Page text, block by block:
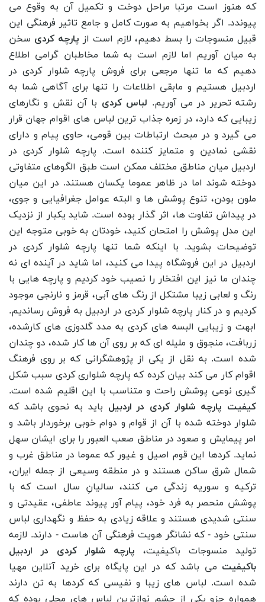
که هنوز است مرتبا مراحل دوخت و تکمیل آن به وقوع می
پیوندد. اگر بخواهیم به صورت کامل و جامع تاثیر فرهنگی این
قبیل منسوجات را بسط دهیم، لازم است از پارچه کردی سخن
به میان آوریم اما لازم است به شما مخاطبان گرامی اطلاع
دهیم که ما تنها مرجعی برای فروش پارچه شلوار کردی در
اردبیل هستیم و مابقی اطلاعات را تنها برای آگاهی شما به
رشته تحریر در می آوریم. لباس کردی با آن نقش و نگارهای
زیبایی که دارد، در زمره جذاب ترین لباس های اقوام جهان قرار
می گیرد و در مبحث ارتباطات بین قومی، حاوی پیام و دارای
نقشی نمادین و متمایز کننده است. پارچه شلوار کردی در
اردبیل میان مناطق مختلف ممکن است طبق الگوهای متفاوتی
دوخته شوند اما در ظاهر عموما یکسان هستند. در این میان
ملون بودن، تنوع پوشش ها و البته عوامل جغرافیایی و جوی،
در پیداش تفاوت ها، اثر گذار بوده است. شاید یکبار از نزدیک
این مدل پوشش را امتحان کنید، خودتان به خوبی متوجه این
توضیحات بشوید. با اینکه شما تنها پارچه شلوار کردی در
اردبیل در این فروشگاه پیدا می کنید، اما شاید در آینده ای نه
چندان ما نیز این افتخار را نصیب خود کردیم و پارچه هایی با
رنگ و لعابی زیبا مشتکل از رنگ های آبی، قرمز و نارنجی موجود
کردیم و در کنار پارچه شلوار کردی در اردبیل به فروش رساندیم.
ابهت و زیبایی البسه های کردی به مدد گلدوزی های کارشده،
زربافت، منجوق و ملیله ای که بر روی آن ها کار شده، دو چندان
شده است. به نقل از یکی از پژوهشگرانی که بر روی فرهنگ
اقوام کار می کند بیان کرده که پارچه شلواری کردی سبب شکل
گیری نوعی پوشش راحت و متناسب با این اقلیم شده است.
کیفیت پارچه شلوار کردی در اردبیل باید به نحوی باشد که
شلوار دوخته شده با آن از قوام و دوام خوبی برخوردار باشد و
امر پیمایش و صعود در مناطق صعب العبور را برای ایشان سهل
نماید. کردها این قوم اصیل و غیور که عموما در مناطق غرب و
شمال شرق ساکن هستند و در منطقه وسیعی از جمله ایران،
ترکیه و سوریه زندگی می‌ کنند، سالیانِ سال است که با
پوشش منحصر به فرد خود، پیام آور پیوند عاطفی، عقیدتی و
سنتی شدیدی هستند و علاقه زیادی به حفظ و نگهداری لباس
سنتی خود - که نشانگر هویت فرهنگی آن هاست - دارند. لازمه
تولید منسوجات باکیفیت، پارچه شلوار کردی در اردبیل
باکیفیت می باشد که در این پایگاه برای خرید آنلاین مهیا
شده است. لباس ‌های زیبا و نفیسی که کردها به تن دارند
همواره جزو یکی از چشم ‌نواز‌ترین لباس ‌های محلی بوده که